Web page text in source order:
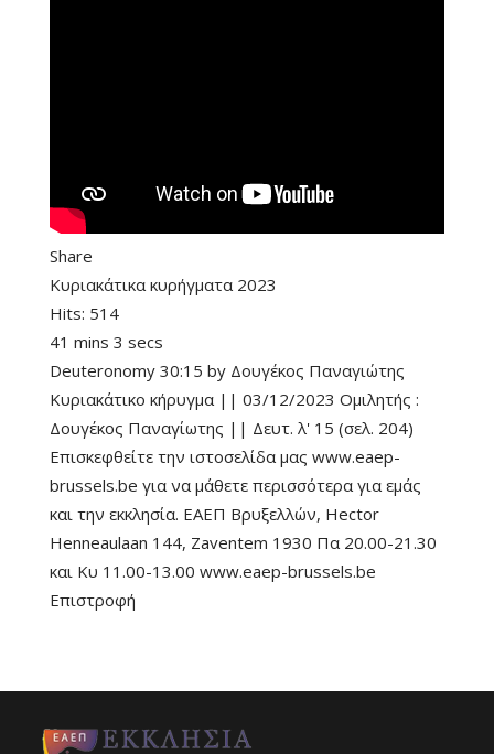
Share
Κυριακάτικα κυρήγματα 2023
Hits: 514
41 mins 3 secs
Deuteronomy 30:15 by Δουγέκος Παναγιώτης
Κυριακάτικο κήρυγμα || 03/12/2023 Ομιλητής :
Δουγέκος Παναγίωτης || Δευτ. λ' 15 (σελ. 204)
Επισκεφθείτε την ιστοσελίδα μας www.eaep-
brussels.be για να μάθετε περισσότερα για εμάς
και την εκκλησία. ΕΑΕΠ Βρυξελλών, Hector
Henneaulaan 144, Zaventem 1930 Πα 20.00-21.30
και Κυ 11.00-13.00 www.eaep-brussels.be
Επιστροφή